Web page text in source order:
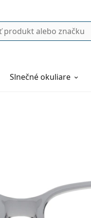
Slnečné okuliare
57